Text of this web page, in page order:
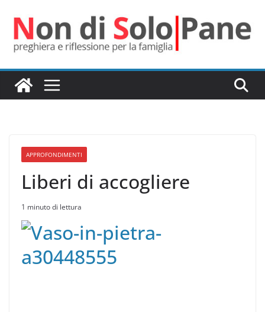
contenuto
APPROFONDIMENTI
Liberi di accogliere
1 minuto di lettura